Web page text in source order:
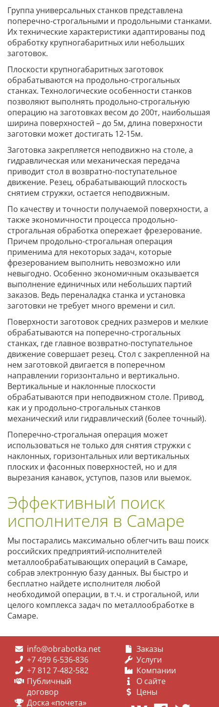
Группа универсальных станков представлена
поперечно-строгальными и продольными станками.
Их технические характеристики адаптированы под
обработку крупногабаритных или небольших
заготовок.
Плоскости крупногабаритных заготовок
обрабатываются на продольно-строгальных
станках. Технологические особенности станков
позволяют выполнять продольно-строгальную
операцию на заготовках весом до 200т, наибольшая
ширина поверхностей – до 5м, длина поверхности
заготовки может достигать 12-15м.
Заготовка закрепляется неподвижно на столе, а
гидравлическая или механическая передача
приводит стол в возвратно-поступательное
движение. Резец, обрабатывающий плоскость
снятием стружки, остается неподвижным.
По качеству и точности получаемой поверхности, а
также экономичности процесса продольно-
строгальная обработка опережает фрезерование.
Причем продольно-строгальная операция
применима для некоторых задач, которые
фрезерованием выполнить невозможно или
невыгодно. Особенно экономичным оказывается
выполнение единичных или небольших партий
заказов. Ведь переналадка станка и установка
заготовки не требует много времени и сил.
Поверхности заготовок средних размеров и мелкие
обрабатываются на поперечно-строгальных
станках, где главное возвратно-поступательное
движение совершает резец. Стол с закрепленной на
нем заготовкой двигается в поперечном
направлении горизонтально и вертикально.
Вертикальные и наклонные плоскости
обрабатываются при неподвижном столе. Привод,
как и у продольно-строгальных станков
механический или гидравлический (более точный).
Поперечно-строгальная операция может
использоваться не только для снятия стружки с
наклонных, горизонтальных или вертикальных
плоских и фасонных поверхностей, но и для
вырезания канавок, уступов, пазов или выемок.
Эффективный поиск
исполнителя в Самаре
Мы постарались максимально облегчить ваш поиск
российских предприятий-исполнителей
металлообрабатывающих операций в Самаре,
собрав электронную базу данных. Вы быстро и
бесплатно найдете исполнителя любой
необходимой операции, в т.ч. и строгальной, или
целого комплекса задач по металлообработке в
Самаре.
info@obrabotka.net
+7 499 6-536-836
+7 812 7-482-582
Публичный
договор
Доска «почета»
Заказы
Услуги
Компании
О сайте
Цены